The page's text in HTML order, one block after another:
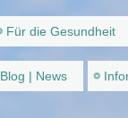
Für die Gesundheit
Blog | News